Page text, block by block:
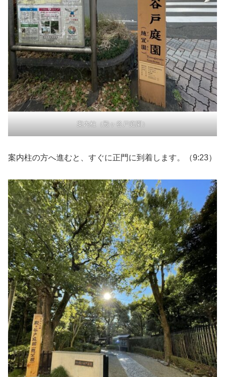
案内柱（殿ヶ谷戸庭園）
案内柱の方へ進むと、すぐに正門に到着します。（9:23）